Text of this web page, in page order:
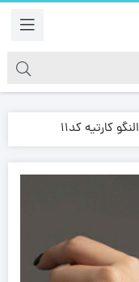
النگو کارتیه کد11